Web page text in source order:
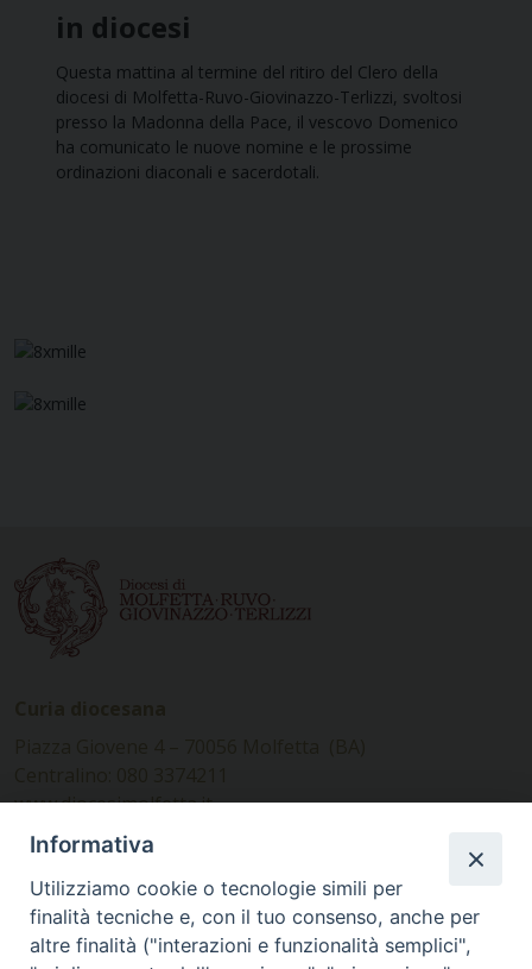
in diocesi
Questa mattina al termine del ritiro del Clero della
diocesi di Molfetta-Ruvo-Giovinazzo-Terlizzi, svoltosi
presso la Madonna della Pace, il vescovo Domenico
ha comunicato le nuove nomine e le prossime
ordinazioni diaconali e sacerdotali.
www.diocesimolfetta.it –
diocesimolfetta@pec.chiesacattolica.it
Ufficio Comunicazioni sociali
Piazza Giovene 4 – 70056 Molfetta (BA)
Informativa
Utilizziamo cookie o tecnologie simili per
finalità tecniche e, con il tuo consenso, anche per
altre finalità ("interazioni e funzionalità semplici",